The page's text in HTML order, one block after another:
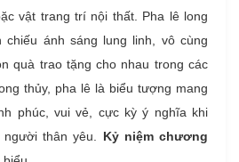
vật trang trí nội thất. Pha lê long
chiếu ánh sáng lung linh, vô cùng
quà trao tặng cho nhau trong các
thủy, pha lê là biểu tượng mang
phúc, vui vẻ, cực kỳ ý nghĩa khi
thân yêu. Kỷ niệm chương